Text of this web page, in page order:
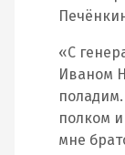
«С
Иваном
полком
мне